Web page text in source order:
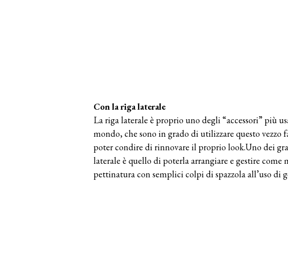
Con la riga laterale
La riga laterale è proprio uno degli “accessori” più
mondo, che sono in grado di utilizzare questo vezzo
poter condire di rinnovare il proprio look.Uno dei
laterale è quello di poterla arrangiare e gestire come
pettinatura con semplici colpi di spazzola all’uso di